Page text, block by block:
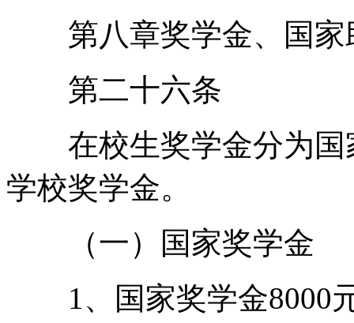
第八章奖学金、国家
第二十六条
在校生奖学金分为国
学校奖学金。
（一）国家奖学金
1、国家奖学金8000